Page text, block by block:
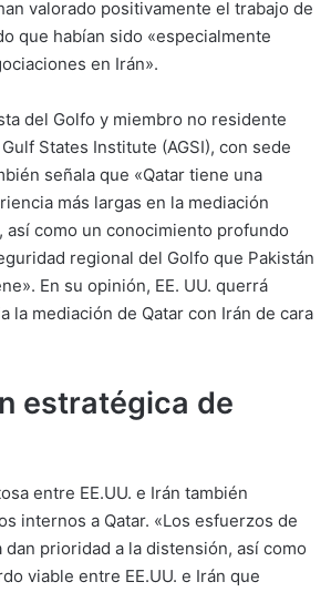
valorado positivamente el trabajo de
que habían sido «especialmente
en Irán».
del Golfo y miembro no residente
States Institute (AGSI), con sede
señala que «Qatar tiene una
más largas en la mediación
así como un conocimiento profundo
regional del Golfo que Pakistán
En su opinión, EE. UU. querrá
la mediación de Qatar con Irán de cara
estratégica de
entre EE.UU. e Irán también
internos a Qatar. «Los esfuerzos de
dan prioridad a la distensión, así como
viable entre EE.UU. e Irán que